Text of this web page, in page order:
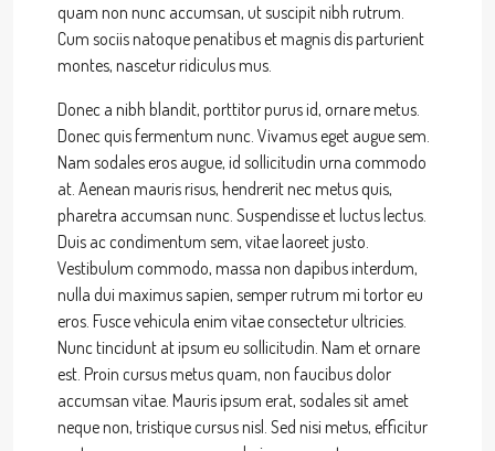
quam non nunc accumsan, ut suscipit nibh rutrum.
Cum sociis natoque penatibus et magnis dis parturient
montes, nascetur ridiculus mus.
Donec a nibh blandit, porttitor purus id, ornare metus.
Donec quis fermentum nunc. Vivamus eget augue sem.
Nam sodales eros augue, id sollicitudin urna commodo
at. Aenean mauris risus, hendrerit nec metus quis,
pharetra accumsan nunc. Suspendisse et luctus lectus.
Duis ac condimentum sem, vitae laoreet justo.
Vestibulum commodo, massa non dapibus interdum,
nulla dui maximus sapien, semper rutrum mi tortor eu
eros. Fusce vehicula enim vitae consectetur ultricies.
Nunc tincidunt at ipsum eu sollicitudin. Nam et ornare
est. Proin cursus metus quam, non faucibus dolor
accumsan vitae. Mauris ipsum erat, sodales sit amet
neque non, tristique cursus nisl. Sed nisi metus, efficitur